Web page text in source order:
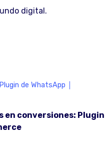
digital.
Plugin de WhatsApp
en conversiones: Plugin